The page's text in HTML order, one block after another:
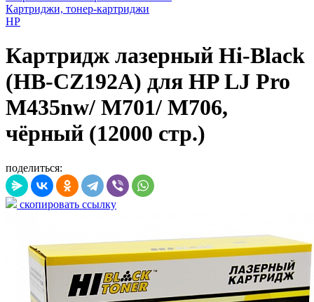
Картриджи, тонер-картриджи
HP
Картридж лазерный Hi-Black
(HB-CZ192A) для HP LJ Pro
M435nw/ M701/ M706,
чёрный (12000 стр.)
поделиться:
скопировать ссылку